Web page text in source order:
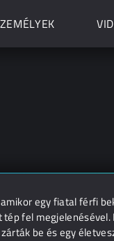
egy fiatal férfi
fel
be és egy